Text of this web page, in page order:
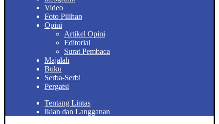
Video
Foto Pilihan
Opini
Artikel Opini
Editorial
Surat Pembaca
Majalah
Buku
Serba-Serbi
Pergatsi
Tentang Lintas
Iklan dan Langganan